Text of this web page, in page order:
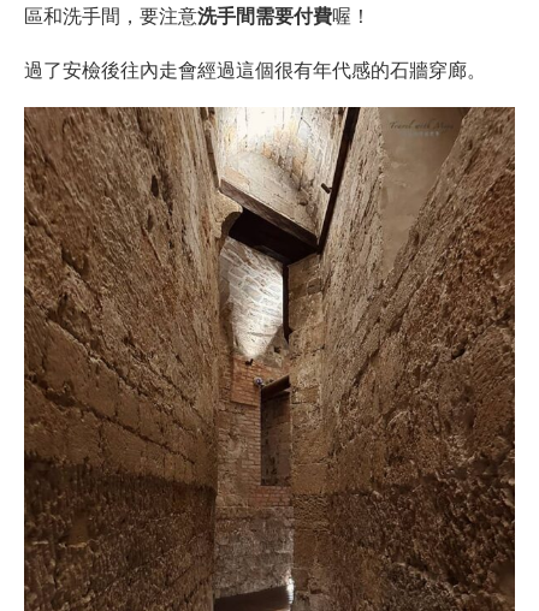
區和洗手間，要注意洗手間需要付費喔！
過了安檢後往內走會經過這個很有年代感的石牆穿廊。